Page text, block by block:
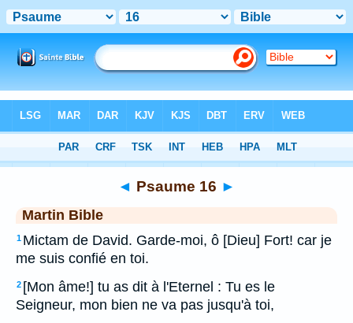
> Psaume 16
◄ Psaume 16 ►
Martin Bible
1 Mictam de David. Garde-moi, ô [Dieu] Fort! car je
me suis confié en toi.
2 [Mon âme!] tu as dit à l'Eternel : Tu es le
Seigneur, mon bien ne va pas jusqu'à toi,